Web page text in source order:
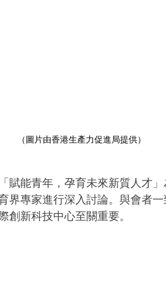
（圖片由香港生產力促進局提供）
賦能青年，孕育未來新質人才
界專家進行深入討論。與會者
創新科技中心至關重要。